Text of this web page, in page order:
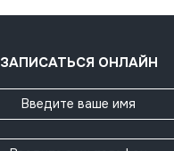
ЗАПИСАТЬСЯ ОНЛАЙН